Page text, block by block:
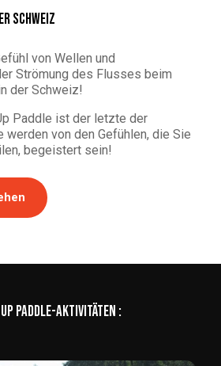
Schweiz
von Wellen und
Strömung des Flusses beim
der Schweiz!
Paddle ist der letzte der
werden von den Gefühlen, die Sie
begeistert sein!
Paddle-Aktivitäten :